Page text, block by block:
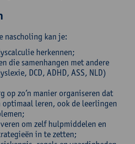
nascholing kan je:
herkennen;
die samenhangen met andere
DCD, ADHD, ASS, NLD)
op zo’n manier organiseren dat
leren, ook de leerlingen
om zelf hulpmiddelen en
in te zetten;